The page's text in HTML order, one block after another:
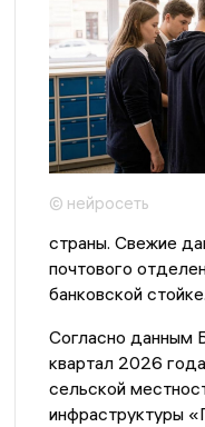
© нейросеть
страны. Свежие
почтового
банковской стойке.
Согласно данным
квартал 2026
сельской
инфраструктуры